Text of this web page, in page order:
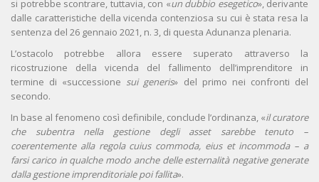
si potrebbe scontrare, tuttavia, con «un dubbio esegetico», derivante
dalle caratteristiche della vicenda contenziosa su cui è stata resa la
sentenza del 26 gennaio 2021, n. 3, di questa Adunanza plenaria.
L’ostacolo potrebbe allora essere superato attraverso la
ricostruzione della vicenda del fallimento dell’imprenditore in
termine di «successione sui generis» del primo nei confronti del
secondo.
In base al fenomeno così definibile, conclude l’ordinanza, «il curatore
che subentra nella gestione degli asset sarebbe tenuto –
coerentemente alla regola cuius commoda, eius et incommoda – a
farsi carico in qualche modo anche delle esternalità negative generate
dalla gestione imprenditoriale poi fallita».